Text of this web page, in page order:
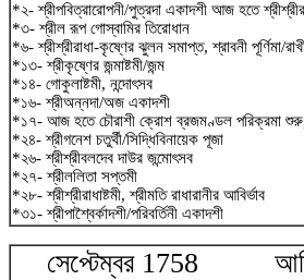
*২- শ্রীপবিত্রারোপনী/পুত্রদা একাদশী আজ হতে
*৩- শ্রীল রূপ গোস্বামির তিরোধান
*৬- শ্রীশ্রীরাধা-কৃষ্ণের ঝুলন সমাপ্ত, শ্রাবনী পূর্ণিমা/
*১৩- শ্রীকৃষ্ণের জন্মাষ্টমী/জন্ম
*১৪- গোকুলাষ্টমী, নন্দোৎসব
*১৬- শ্রীঅন্নদা/অজ একাদশী
*১৭- আজ হতে চৌরাশী ক্রোশ ব্রজমণ্ডল পরিক্রমা শুরু,
*২৪- শ্রীগনেশ চতুর্থী/সিদ্ধিবিনায়েক পূজা
*২৬- শ্রীশ্রীবলদেব দাউর জন্মোৎসব
*২৭- শ্রীললিতা সপ্তমী
*২৮- শ্রীশ্রীরাধাষ্টমী, শ্রীমতি রাধারানীর আবির্ভাব
*৩১- শ্রীপাশ্বৈর্কাদশী/পরিবর্তিনী একাদশী
সেপ্টেম্বর 1758